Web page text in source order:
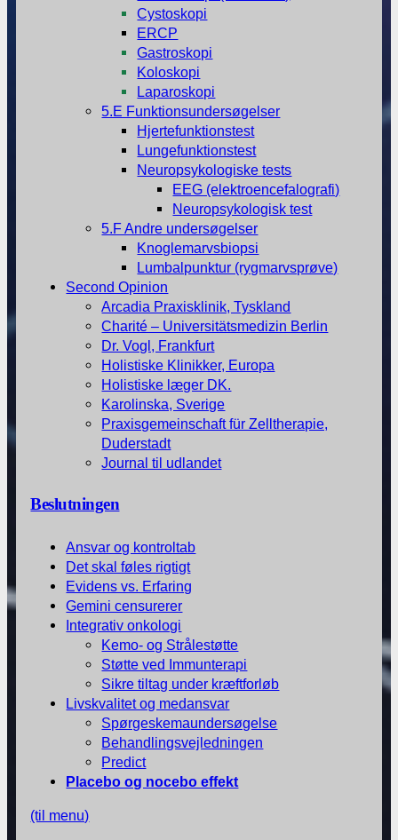
Cystoskopi
ERCP
Gastroskopi
Koloskopi
Laparoskopi
5.E Funktionsundersøgelser
Hjertefunktionstest
Lungefunktionstest
Neuropsykologiske tests
EEG (elektroencefalografi)
Neuropsykologisk test
5.F Andre undersøgelser
Knoglemarvsbiopsi
Lumbalpunktur (rygmarvsprøve)
Second Opinion
Arcadia Praxisklinik, Tyskland
Charité – Universitätsmedizin Berlin
Dr. Vogl, Frankfurt
Holistiske Klinikker, Europa
Holistiske læger DK.
Karolinska, Sverige
Praxisgemeinschaft für Zelltherapie,
Duderstadt
Journal til udlandet
Beslutningen
Ansvar og kontroltab
Det skal føles rigtigt
Evidens vs. Erfaring
Gemini censurerer
Integrativ onkologi
Kemo- og Strålestøtte
Støtte ved Immunterapi
Sikre tiltag under kræftforløb
Livskvalitet og medansvar
Spørgeskemaundersøgelse
Behandlingsvejledningen
Predict
Placebo og nocebo effekt
(til menu)